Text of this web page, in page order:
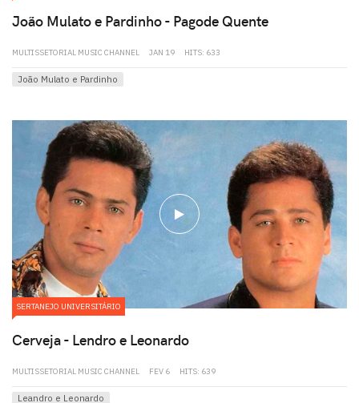
João Mulato e Pardinho - Pagode Quente
MULTISSETORIAL MUSIC CHANNEL JAN 19 HITS: 633
João Mulato e Pardinho
play
SERTANEJO UNIVERSITÁRIO
Cerveja - Lendro e Leonardo
MULTISSETORIAL MUSIC CHANNEL FEV 6 HITS: 639
Leandro e Leonardo